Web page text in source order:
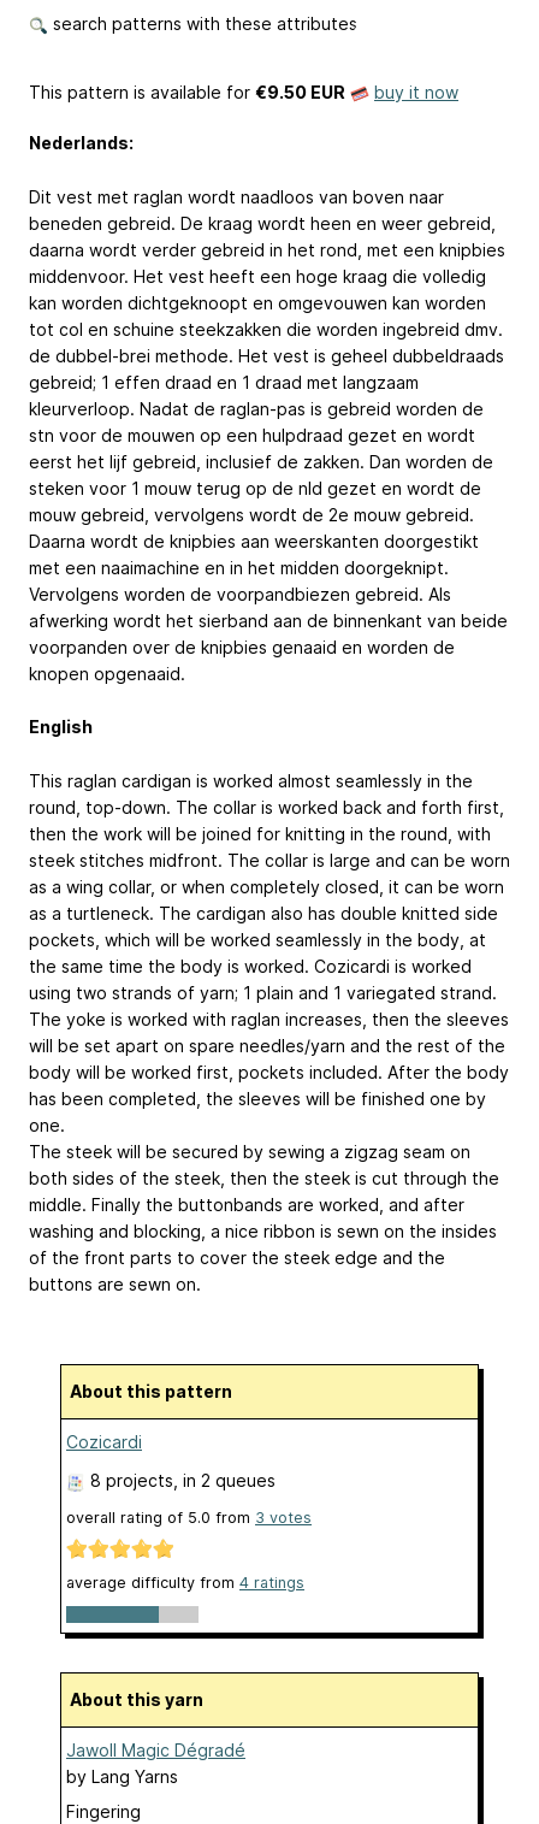
search patterns with these attributes
This pattern is available for €9.50 EUR buy it now
Nederlands:
Dit vest met raglan wordt naadloos van boven naar
beneden gebreid. De kraag wordt heen en weer gebreid,
daarna wordt verder gebreid in het rond, met een knipbies
middenvoor. Het vest heeft een hoge kraag die volledig
kan worden dichtgeknoopt en omgevouwen kan worden
tot col en schuine steekzakken die worden ingebreid dmv.
de dubbel-brei methode. Het vest is geheel dubbeldraads
gebreid; 1 effen draad en 1 draad met langzaam
kleurverloop. Nadat de raglan-pas is gebreid worden de
stn voor de mouwen op een hulpdraad gezet en wordt
eerst het lijf gebreid, inclusief de zakken. Dan worden de
steken voor 1 mouw terug op de nld gezet en wordt de
mouw gebreid, vervolgens wordt de 2e mouw gebreid.
Daarna wordt de knipbies aan weerskanten doorgestikt
met een naaimachine en in het midden doorgeknipt.
Vervolgens worden de voorpandbiezen gebreid. Als
afwerking wordt het sierband aan de binnenkant van beide
voorpanden over de knipbies genaaid en worden de
knopen opgenaaid.
English
This raglan cardigan is worked almost seamlessly in the
round, top-down. The collar is worked back and forth first,
then the work will be joined for knitting in the round, with
steek stitches midfront. The collar is large and can be worn
as a wing collar, or when completely closed, it can be worn
as a turtleneck. The cardigan also has double knitted side
pockets, which will be worked seamlessly in the body, at
the same time the body is worked. Cozicardi is worked
using two strands of yarn; 1 plain and 1 variegated strand.
The yoke is worked with raglan increases, then the sleeves
will be set apart on spare needles/yarn and the rest of the
body will be worked first, pockets included. After the body
has been completed, the sleeves will be finished one by
one.
The steek will be secured by sewing a zigzag seam on
both sides of the steek, then the steek is cut through the
middle. Finally the buttonbands are worked, and after
washing and blocking, a nice ribbon is sewn on the insides
of the front parts to cover the steek edge and the
buttons are sewn on.
About this pattern
Cozicardi
8 projects , in 2 queues
overall rating of 5.0 from 3 votes
average difficulty from 4 ratings
About this yarn
Jawoll Magic Dégradé
by Lang Yarns
Fingering